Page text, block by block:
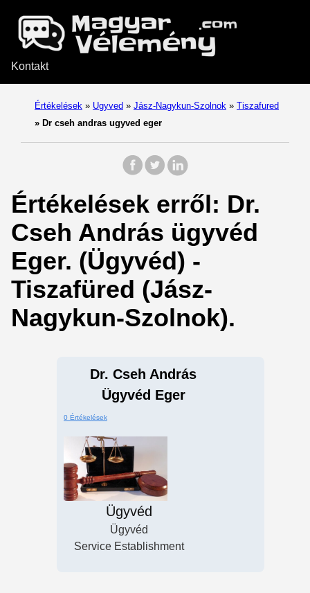
Kontakt
Értékelések » Ugyved » Jász-Nagykun-Szolnok » Tiszafured
» Dr cseh andras ugyved eger
Értékelések erről: Dr.
Cseh András ügyvéd
Eger. (Ügyvéd) -
Tiszafüred (Jász-
Nagykun-Szolnok).
Dr. Cseh András
Ügyvéd Eger
0 Értékelések
Ügyvéd
Ügyvéd
Service Establishment